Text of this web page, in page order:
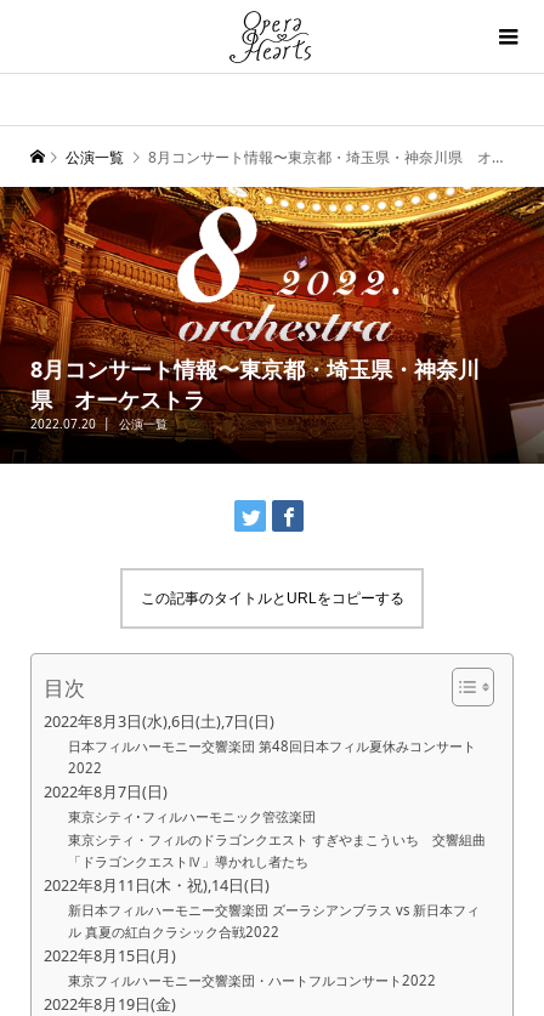
公演一覧 8月コンサート情報〜東京都・埼玉県・神奈川県 オーケストラ
8月コンサート情報〜東京都・埼玉県・神奈川
県 オーケストラ
2022.07.20 公演一覧
この記事のタイトルとURLをコピーする
目次
2022年8月3日(水),6日(土),7日(日)
日本フィルハーモニー交響楽団 第48回日本フィル夏休みコンサート
2022
2022年8月7日(日)
東京シティ･フィルハーモニック管弦楽団
東京シティ・フィルのドラゴンクエスト すぎやまこういち 交響組曲
「ドラゴンクエストⅣ」導かれし者たち
2022年8月11日(木・祝),14日(日)
新日本フィルハーモニー交響楽団 ズーラシアンブラス vs 新日本フィ
ル 真夏の紅白クラシック合戦2022
2022年8月15日(月)
東京フィルハーモニー交響楽団・ハートフルコンサート2022
2022年8月19日(金)